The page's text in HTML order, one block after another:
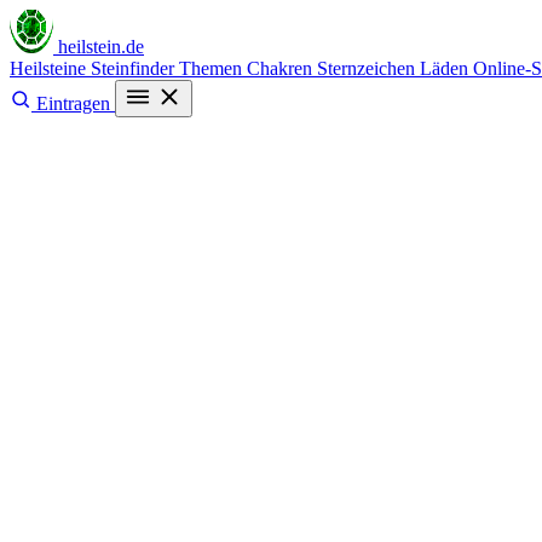
heilstein.de
Heilsteine SteinfinderThemen Chakren Sternzeichen Läden Online-
Eintragen